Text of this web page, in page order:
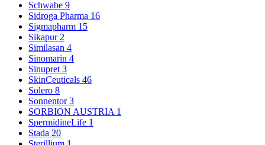
Schwabe 9
Sidroga Pharma 16
Sigmapharm 15
Sikapur 2
Similasan 4
Sinomarin 4
Sinupret 3
SkinCeuticals 46
Solero 8
Sonnentor3
SORBION AUSTRIA 1
SpermidineLife 1
Stada 20